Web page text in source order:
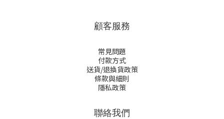
顧客服務
常見問題
付款方式
送貨/退換貨政策
條款與細則
隱私政策
聯絡我們